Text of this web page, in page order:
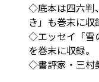
◇底本は四六判
き」も巻末に収
◇エッセイ「雪
を巻末に収録。
◇書評家・三村